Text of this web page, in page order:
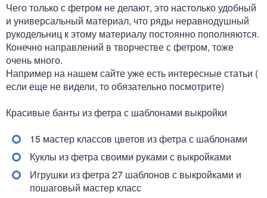
Чего только с фетром не делают, это настолько удобный
и универсальный материал, что ряды неравнодушный
рукодельниц к этому материалу постоянно пополняются.
Конечно направлений в творчестве с фетром, тоже
очень много.
Например на нашем сайте уже есть интересные статьи (
если еще не видели, то обязательно посмотрите)
Красивые банты из фетра с шаблонами выкройки
15 мастер классов цветов из фетра с шаблонами
Куклы из фетра своими руками с выкройками
Игрушки из фетра 27 шаблонов с выкройками и
пошаговый мастер класс